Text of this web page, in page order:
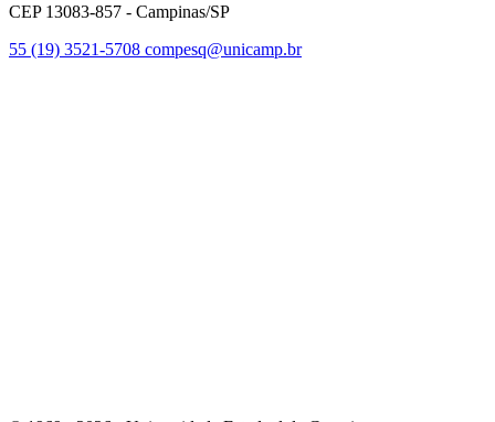
CEP 13083-857 - Campinas/SP
55 (19) 3521-5708 compesq@unicamp.br